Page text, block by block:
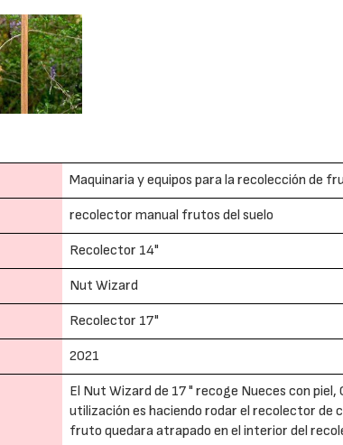
Maquinaria y equipos para la recolección de
recolector manual frutos del suelo
Recolector 14"
Nut Wizard
Recolector 17"
2021
El Nut Wizard de 17 " recoge Nueces con
utilización es haciendo rodar el recolector de
fruto quedara atrapado en el interior del